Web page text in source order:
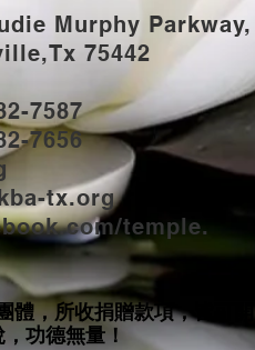
Murphy Parkway,
75442
7587
7656
tx.org
temple.
體，所收捐贈款項，皆可
功德無量！